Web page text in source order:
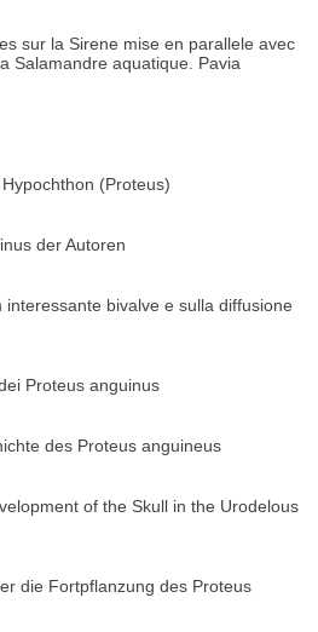
sur la Sirene mise en parallele avec
Salamandre aquatique. Pavia
(Proteus)
der Autoren
bivalve e sulla diffusione
Proteus anguinus
des Proteus anguineus
of the Skull in the Urodelous
die Fortpflanzung des Proteus